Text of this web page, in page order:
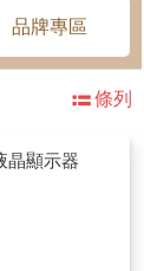
品牌專區
條列
晶顯示器